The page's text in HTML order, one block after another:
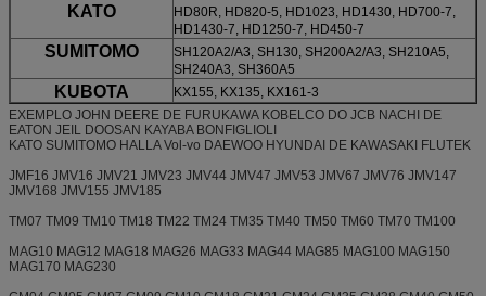
KATO
HD80R, HD820-5, HD1023, HD1430, HD700-7,
HD1430-7, HD1250-7, HD450-7
SUMITOMO
SH120A2/A3, SH130, SH200A2/A3, SH210A5,
SH240A3, SH360A5
KUBOTA
KX155, KX135, KX161-3
EXEMPLO JOHN DEERE DE FURUKAWA KOBELCO DO JCB NACHI DE
EATON JEIL DOOSAN KAYABA BONFIGLIOLI
KATO SUMITOMO HALLA Vol-vo DAEWOO HYUNDAI DE KAWASAKI FLUTEK
JMF16 JMV16 JMV21 JMV23 JMV44 JMV47 JMV53 JMV67 JMV76 JMV147
JMV168 JMV155 JMV185
TM07 TM09 TM10 TM18 TM22 TM24 TM35 TM40 TM50 TM60 TM70 TM100
MAG10 MAG12 MAG18 MAG26 MAG33 MAG44 MAG85 MAG100 MAG150
MAG170 MAG230